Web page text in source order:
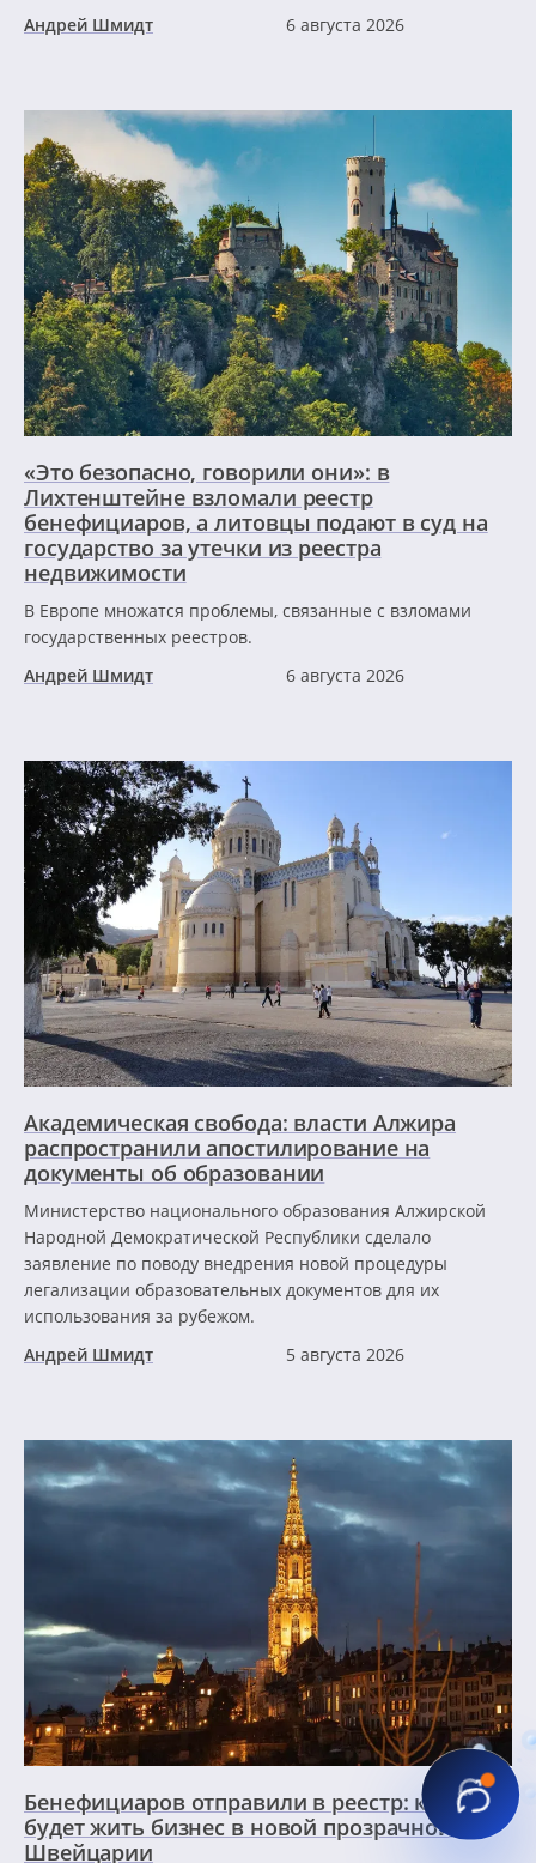
Андрей Шмидт
6 августа 2026
«Это безопасно, говорили они»: в
Лихтенштейне взломали реестр
бенефициаров, а литовцы подают в суд на
государство за утечки из реестра
недвижимости
В Европе множатся проблемы, связанные с взломами
государственных реестров.
Андрей Шмидт
6 августа 2026
Академическая свобода: власти Алжира
распространили апостилирование на
документы об образовании
Министерство национального образования Алжирской
Народной Демократической Республики сделало
заявление по поводу внедрения новой процедуры
легализации образовательных документов для их
использования за рубежом.
Андрей Шмидт
5 августа 2026
Бенефициаров отправили в реестр: как
будет жить бизнес в новой прозрачной
Швейцарии